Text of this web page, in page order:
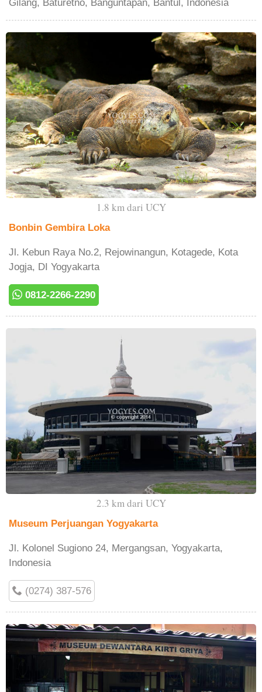
Gilang, Baturetno, Banguntapan, Bantul, Indonesia
1.8 km dari UCY
Bonbin Gembira Loka
Jl. Kebun Raya No.2, Rejowinangun, Kotagede, Kota
Jogja, DI Yogyakarta
0812-2266-2290
2.3 km dari UCY
Museum Perjuangan Yogyakarta
Jl. Kolonel Sugiono 24, Mergangsan, Yogyakarta,
Indonesia
(0274) 387-576